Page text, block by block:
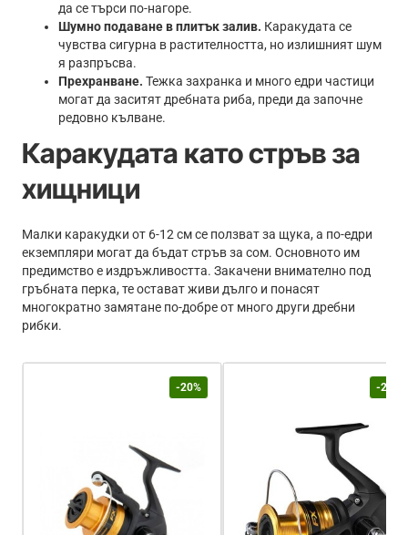
да се търси по-нагоре.
Шумно подаване в плитък залив. Каракудата се
чувства сигурна в растителността, но излишният шум
я разпръсва.
Прехранване. Тежка захранка и много едри частици
могат да заситят дребната риба, преди да започне
редовно кълване.
Каракудата като стръв за
хищници
Малки каракудки от 6-12 см се ползват за щука, а по-едри
екземпляри могат да бъдат стръв за сом. Основното им
предимство е издръжливостта. Закачени внимателно под
гръбната перка, те остават живи дълго и понасят
многократно замятане по-добре от много други дребни
рибки.
-20% -20%